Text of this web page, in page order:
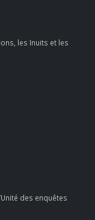
les Inuits et les
des enquêtes